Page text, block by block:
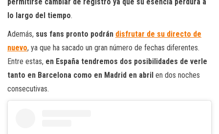
lo largo del tiempo.
Además, sus fans pronto podrán disfrutar de su directo de
nuevo, ya que ha sacado un gran número de fechas diferentes.
Entre estas, en España tendremos dos posibilidades de verle
tanto en Barcelona como en Madrid en abril en dos noches
consecutivas.